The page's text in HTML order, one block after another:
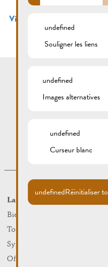
Vide Dressing
La Ville
Bienvenue
Tourist Info
Syndicat d’Initiative
Office Régional du Tourisme
undefined
Souligner les liens
undefined
Images alternatives
undefined
Curseur blanc
undefinedRéinitialiser